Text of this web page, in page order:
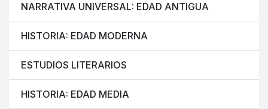
NARRATIVA UNIVERSAL: EDAD ANTIGUA
HISTORIA: EDAD MODERNA
ESTUDIOS LITERARIOS
HISTORIA: EDAD MEDIA